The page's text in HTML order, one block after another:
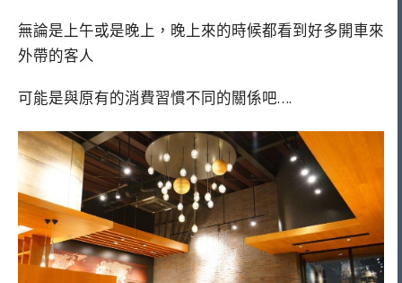
無論是上午或是晚上，晚上來的時候都看到好多開車來
外帶的客人
可能是與原有的消費習慣不同的關係吧….